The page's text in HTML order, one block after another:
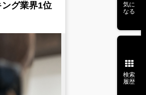
グ業界1位
気に
なる
検索
履歴